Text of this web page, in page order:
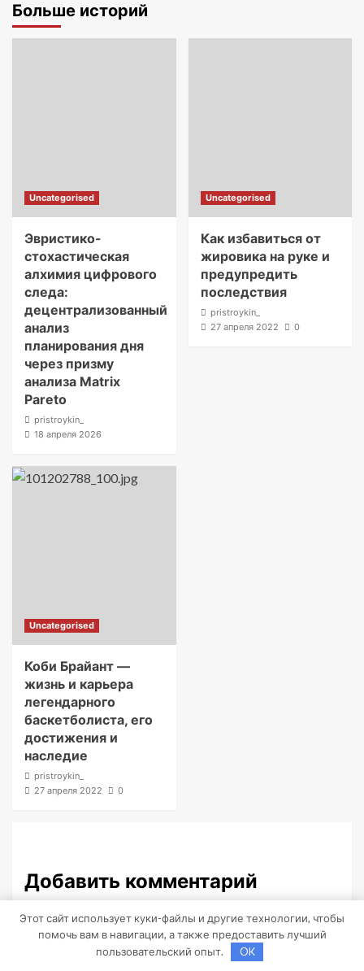
Больше историй
Uncategorised
Эвристико-
стохастическая
алхимия цифрового
следа:
децентрализованный
анализ
планирования дня
через призму
анализа Matrix
Pareto
pristroykin_
18 апреля 2026
Uncategorised
Как избавиться от
жировика на руке и
предупредить
последствия
pristroykin_
27 апреля 2022
0
Uncategorised
Коби Брайант —
жизнь и карьера
легендарного
баскетболиста, его
достижения и
наследие
pristroykin_
27 апреля 2022
0
Добавить комментарий
Для отправки комментария вам необходимо
авторизоваться.
Этот сайт использует куки-файлы и другие технологии, чтобы
помочь вам в навигации, а также предоставить лучший
пользовательский опыт.
OK